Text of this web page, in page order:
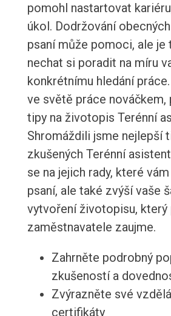
pomohl nastartovat
úkol. Dodržování
psaní může pomoci, ale je
nechat si poradit na míru
konkrétnímu hledání
ve světě práce nováčkem,
tipy na životopis Terénní
Shromáždili jsme nejlepší
zkušených Terénní
se na jejich rady, které
psaní, ale také zvýší vaše
vytvoření životopisu,
zaměstnavatele zaujme.
Zahrněte podrobný
zkušeností a
Zvýrazněte své
certifikáty